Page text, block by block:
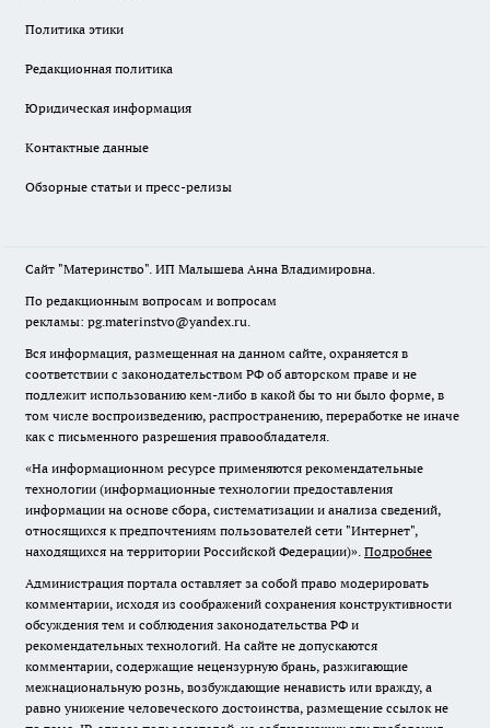
Политика этики
Редакционная политика
Юридическая информация
Контактные данные
Обзорные статьи и пресс-релизы
Сайт "Материнство". ИП Малышева Анна Владимировна.
По редакционным вопросам и вопросам
рекламы: pg.materinstvo@yandex.ru.
Вся информация, размещенная на данном сайте, охраняется в
соответствии с законодательством РФ об авторском праве и не
подлежит использованию кем-либо в какой бы то ни было форме, в
том числе воспроизведению, распространению, переработке не иначе
как с письменного разрешения правообладателя.
«На информационном ресурсе применяются рекомендательные
технологии (информационные технологии предоставления
информации на основе сбора, систематизации и анализа сведений,
относящихся к предпочтениям пользователей сети "Интернет",
находящихся на территории Российской Федерации)». Подробнее
Администрация портала оставляет за собой право модерировать
комментарии, исходя из соображений сохранения конструктивности
обсуждения тем и соблюдения законодательства РФ и
рекомендательных технологий. На сайте не допускаются
комментарии, содержащие нецензурную брань, разжигающие
межнациональную рознь, возбуждающие ненависть или вражду, а
равно унижение человеческого достоинства, размещение ссылок не